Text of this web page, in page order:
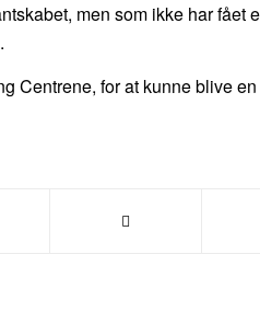
men som ikke har fået
.
Centrene, for at kunne blive